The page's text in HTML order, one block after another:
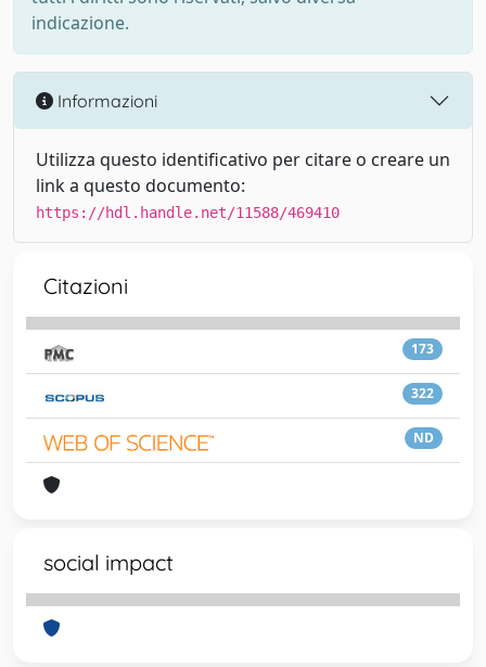
indicazione.
Informazioni
Utilizza questo identificativo per citare o creare un
link a questo documento:
https://hdl.handle.net/11588/469410
Citazioni
173
322
ND
social impact